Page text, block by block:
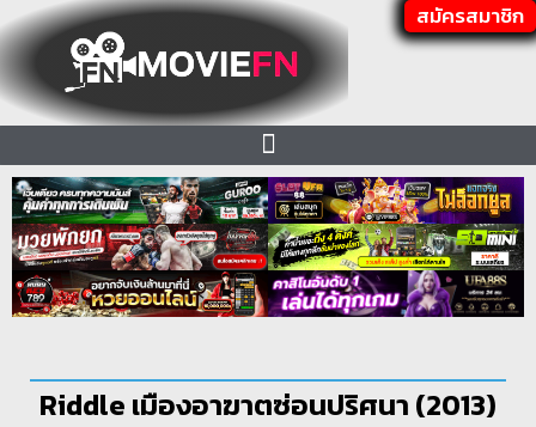
สมัครสมาชิก
Riddle เมืองอาฆาตซ่อนปริศนา (2013)